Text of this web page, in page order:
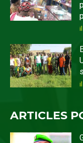
ARTICLES